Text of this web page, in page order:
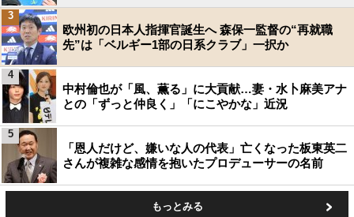
欧州初の日本人指揮官誕生へ 森保一監督の“再就職
先”は「ベルギー1部の日系クラブ」一択か
3
中村倫也が「風、薫る」に大貢献…妻・水卜麻美アナ
との「ずっと仲良く」「にこやかな」近況
4
「恩人だけど、嫌いな人の代表」亡くなった板東英二
さんが複雑な感情を抱いたプロデューサーの名前
5
もっとみる